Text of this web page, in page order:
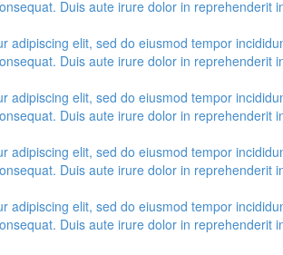
Duis aute irure dolor in reprehenderit
adipiscing elit, sed do eiusmod tempor
Duis aute irure dolor in reprehenderit
adipiscing elit, sed do eiusmod tempor
Duis aute irure dolor in reprehenderit
adipiscing elit, sed do eiusmod tempor
Duis aute irure dolor in reprehenderit
adipiscing elit, sed do eiusmod tempor
Duis aute irure dolor in reprehenderit